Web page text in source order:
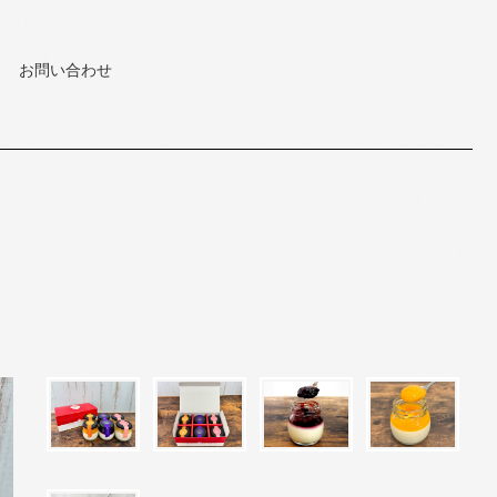
お問い合わせ